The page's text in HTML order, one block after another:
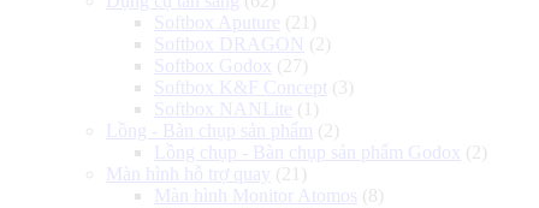
Softbox Aputure (21)
Softbox DRAGON (2)
Softbox Godox (27)
Softbox K&F Concept (3)
Softbox NANLite (1)
Lồng - Bàn chụp sản phẩm (2)
Lồng chụp - Bàn chụp sản phẩm Godox (2)
Màn hình hỗ trợ quay (21)
Màn hình Monitor Atomos (8)